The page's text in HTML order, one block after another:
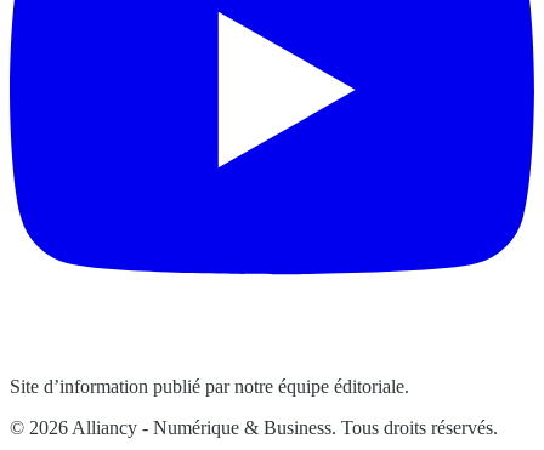
Site d’information publié par notre équipe éditoriale.
© 2026 Alliancy - Numérique & Business. Tous droits réservés.